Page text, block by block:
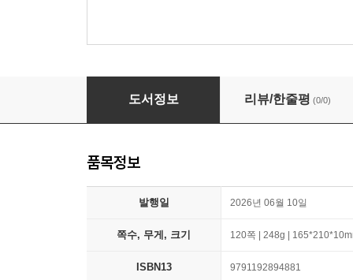
버린다는 것
도서정보 리뷰/한줄평 (0/0)
품목정보
발행일 2026년 06월 10일
쪽수, 무게, 크기 120쪽 | 248g |
ISBN13 9791192894881